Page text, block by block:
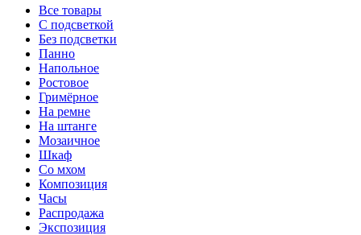
Все товары
С подсветкой
Без подсветки
Панно
Напольное
Ростовое
Гримёрное
На ремне
На штанге
Мозаичное
Шкаф
Со мхом
Композиция
Часы
Распродажа
Экспозиция